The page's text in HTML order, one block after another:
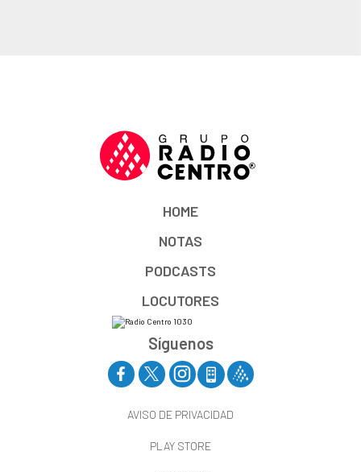
HOME
NOTAS
PODCASTS
LOCUTORES
Síguenos
AVISO DE PRIVACIDAD
PLAY STORE